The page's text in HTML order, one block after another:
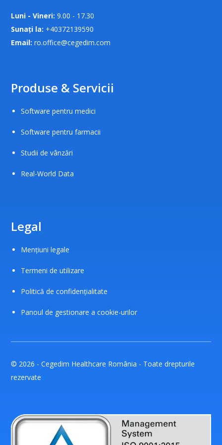
Luni - Vineri: 9.00 - 17.30
Sunați la: +40372139590
Email: ro.office@cegedim.com
Produse & Servicii
Software pentru medici
Software pentru farmacii
Studii de vânzări
Real-World Data
Legal
Mențiuni legale
Termeni de utilizare
Politică de confidențialitate
Panoul de gestionare a cookie-urilor
© 2026 - Cegedim Healthcare România - Toate drepturile
rezervate